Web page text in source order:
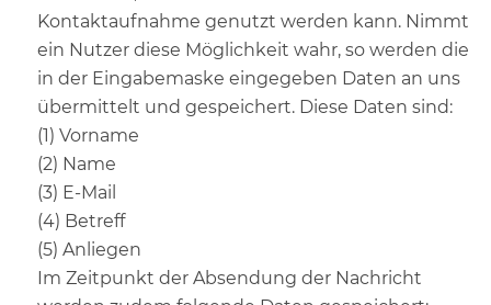
Kontaktaufnahme genutzt werden kann. Nimmt
ein Nutzer diese Möglichkeit wahr, so werden die
in der Eingabemaske eingegeben Daten an uns
übermittelt und gespeichert. Diese Daten sind:
(1) Vorname
(2) Name
(3) E-Mail
(4) Betreff
(5) Anliegen
Im Zeitpunkt der Absendung der Nachricht